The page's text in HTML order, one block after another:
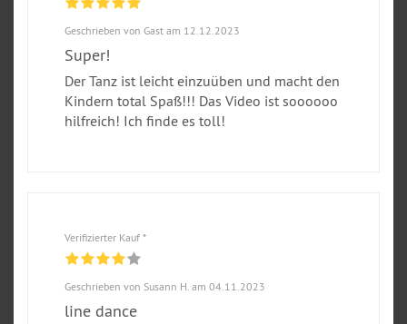
Geschrieben von Gast am 12.12.2023
Super!
Der Tanz ist leicht einzuüben und macht den
Kindern total Spaß!!! Das Video ist soooooo
hilfreich! Ich finde es toll!
Verifizierter Kauf *
Geschrieben von Susann H. am 04.11.2023
line dance